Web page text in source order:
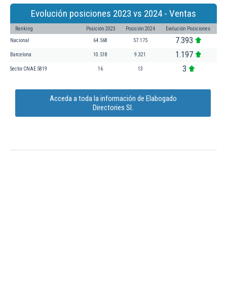
Evolución posiciones 2023 vs 2024 - Ventas
Ranking Posición 2023 Posición 2024 Evolución Posiciones
Nacional 64.568 57.175 7.393
Barcelona 10.518 9.321 1.197
Sector CNAE 5819 16 13 3
Acceda a toda la información de Elabogado
Directories Sl.